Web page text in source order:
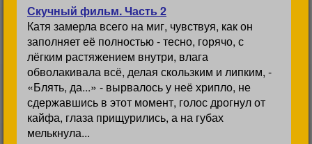
Скучный фильм. Часть 2
Катя замерла всего на миг, чувствуя, как он
заполняет её полностью - тесно, горячо, с
лёгким растяжением внутри, влага
обволакивала всё, делая скользким и липким, -
«Блять, да...» - вырвалось у неё хрипло, не
сдержавшись в этот момент, голос дрогнул от
кайфа, глаза прищурились, а на губах
мелькнула...